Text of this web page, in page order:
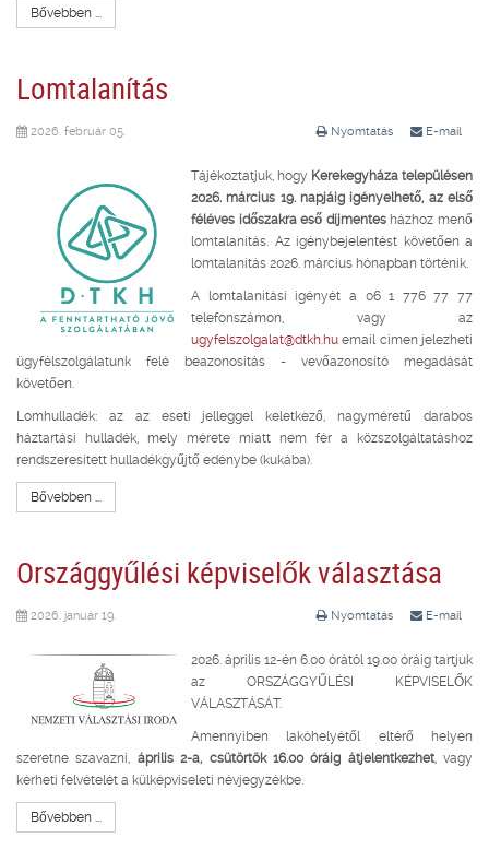
Bővebben ...
Lomtalanítás
Nyomtatás E-mail
2026. február 05.
Tájékoztatjuk, hogy Kerekegyháza településen
2026. március 19. napjáig igényelhető, az első
féléves időszakra eső díjmentesházhoz menő
lomtalanítás. Az igénybejelentést követően a
lomtalanítás 2026. március hónapban történik.
A lomtalanítási igényét a 06 1 776 77 77
telefonszámon, vagy az
ugyfelszolgalat@dtkh.hu email címen jelezheti
ügyfélszolgálatunk felé beazonosítás - vevőazonosító megadását
követően.
Lomhulladék: az az eseti jelleggel keletkező, nagyméretű darabos
háztartási hulladék, mely mérete miatt nem fér a közszolgáltatáshoz
rendszeresített hulladékgyűjtő edénybe (kukába).
Bővebben ...
Országgyűlési képviselők választása
Nyomtatás E-mail
2026. január 19.
2026. április 12-én 6.00 órától 19.00 óráig tartjuk
az ORSZÁGGYŰLÉSI KÉPVISELŐK
VÁLASZTÁSÁT.
Amennyiben lakóhelyétől eltérő helyen
szeretne szavazni, április 2-a, csütörtök 16.00 óráig átjelentkezhet, vagy
kérheti felvételét a külképviseleti névjegyzékbe.
Bővebben ...